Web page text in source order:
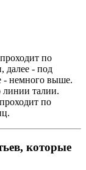
по
далее - под
немного выше.
линии талии.
по
которые